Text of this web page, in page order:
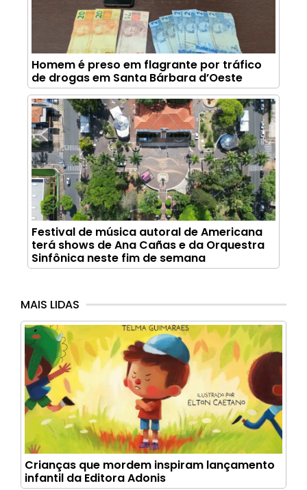
Homem é preso em flagrante por tráfico
de drogas em Santa Bárbara d’Oeste
Festival de música autoral de Americana
terá shows de Ana Cañas e da Orquestra
Sinfônica neste fim de semana
MAIS LIDAS
Crianças que mordem inspiram lançamento
infantil da Editora Adonis